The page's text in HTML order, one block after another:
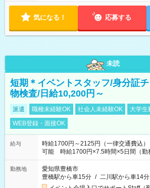
気になる！ 応募する
未読
短期＊イベントスタッフ/身分証
物検査/日給10,200円～
派遣 職種未経験OK 社会人未経験OK 大学生
WEB登録・面接OK
給与
時給1700円～2125円（一律交通費込
可能 時給1700円×7.5時間×5日間（勤
勤務地
愛知県豊橋市
豊橋駅から車15分 / 二川駅から車14分